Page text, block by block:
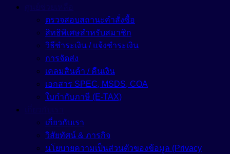
ตรวจสอบสถานะคำสั่งซื้อ
สิทธิพิเศษสำหรับสมาชิก
วิธีชำระเงิน / แจ้งชำระเงิน
การจัดส่ง
เคลมสินค้า / คืนเงิน
เอกสาร SPEC, MSDS, COA
ใบกำกับภาษี (E-TAX)
เกี่ยวกับเรา
วิสัยทัศน์ & ภารกิจ
นโยบายความเป็นส่วนตัวของข้อมูล (Privacy